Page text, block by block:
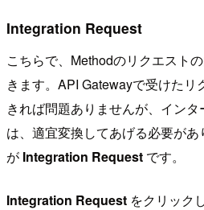
Integration Request
こちらで、Methodのリクエスト
きます。API Gatewayで受けた
きれば問題ありませんが、イン
は、適宜変換してあげる必要が
が Integration Request です。
Integration Request をクリック